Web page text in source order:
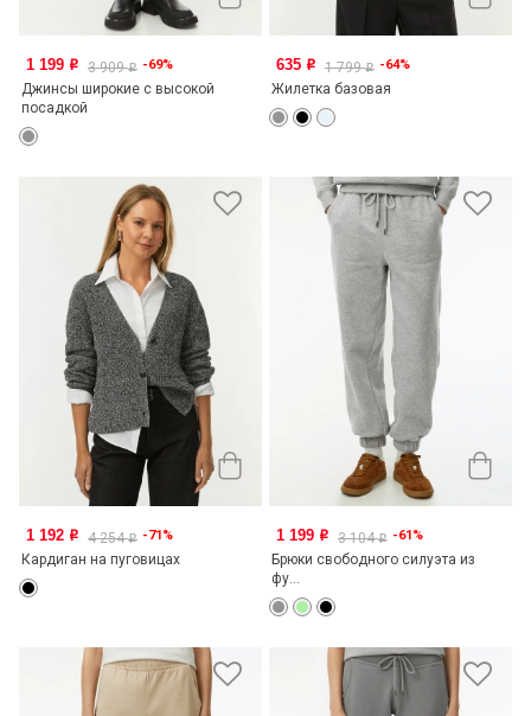
1 199 o 3 909o -69%
Джинсы широкие с высокой
посадкой
635 o 1 799o -64%
Жилетка базовая
1 192 o 4 254o -71%
Кардиган на пуговицах
1 199 o 3 104o -61%
Брюки свободного силуэта из
фу...